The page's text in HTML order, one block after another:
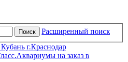
Поиск Расширенный поиск